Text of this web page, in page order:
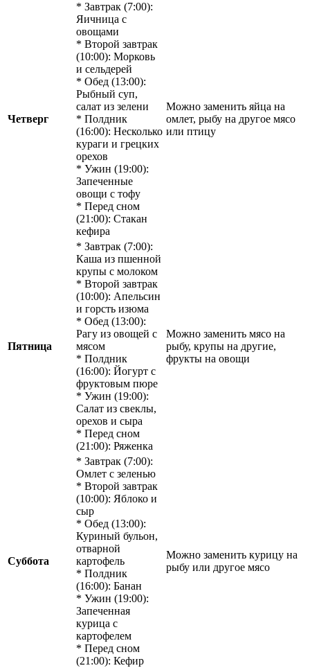
Четверг
* Завтрак (7:00):
Яичница с
овощами
* Второй завтрак
(10:00): Морковь
и сельдерей
* Обед (13:00):
Рыбный суп,
салат из зелени
* Полдник
(16:00): Несколько
кураги и грецких
орехов
* Ужин (19:00):
Запеченные
овощи с тофу
* Перед сном
(21:00): Стакан
кефира
Можно заменить яйца на
омлет, рыбу на другое мясо
или птицу
Пятница
* Завтрак (7:00):
Каша из пшенной
крупы с молоком
* Второй завтрак
(10:00): Апельсин
и горсть изюма
* Обед (13:00):
Рагу из овощей с
мясом
* Полдник
(16:00): Йогурт с
фруктовым пюре
* Ужин (19:00):
Салат из свеклы,
орехов и сыра
* Перед сном
(21:00): Ряженка
Можно заменить мясо на
рыбу, крупы на другие,
фрукты на овощи
Суббота
* Завтрак (7:00):
Омлет с зеленью
* Второй завтрак
(10:00): Яблоко и
сыр
* Обед (13:00):
Куриный бульон,
отварной
картофель
* Полдник
(16:00): Банан
* Ужин (19:00):
Запеченная
курица с
картофелем
* Перед сном
(21:00): Кефир
Можно заменить курицу на
рыбу или другое мясо